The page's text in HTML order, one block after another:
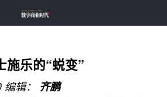
施乐的“蜕变”
编辑： 齐鹏